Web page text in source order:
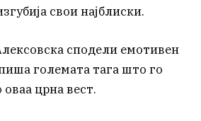
свои најблиски.
сподели емотивен
големата тага што го
црна вест.